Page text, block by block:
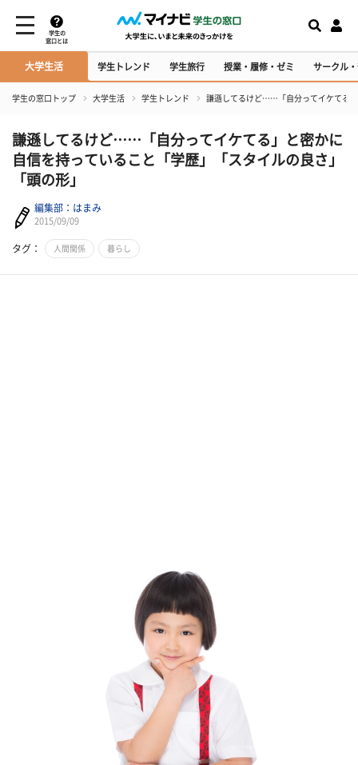
学生の
窓口とは
大学生活 学生トレンド 学生旅行 授業・履修・ゼミ サークル
学生の窓口トップ 大学生活 学生トレンド 謙遜してるけど……「自分ってイケてる」
​謙遜してるけど……「自分ってイケてる」と密かに
自信を持っていること「学歴」「スタイルの良さ」
「頭の形」
編集部：はまみ
2015/09/09
タグ： 人間関係 暮らし